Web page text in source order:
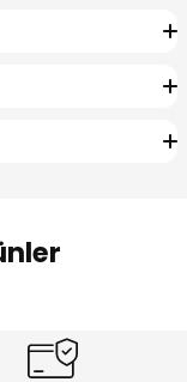
Takım